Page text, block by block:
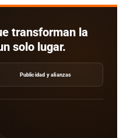
transforman la
solo lugar.
Publicidad y alianzas